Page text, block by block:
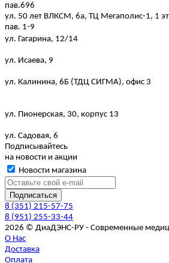
пав.696
ул. 50 лет ВЛКСМ, 6а, ТЦ Мегаполис-1, 1
пав. 1-9
ул. Гагарина, 12/14
ул. Исаева, 9
ул. Калинина, 6Б (ТДЦ СИГМА), офис 3
ул. Пионерская, 30, корпус 13
ул. Садовая, 6
Подписывайтесь
на новости и акции
Новости магазина
8 (351) 215-57-75
8 (951) 255-33-44
2026 © ДиаДЭНС-РУ - Современные
О Нас
Доставка
Оплата